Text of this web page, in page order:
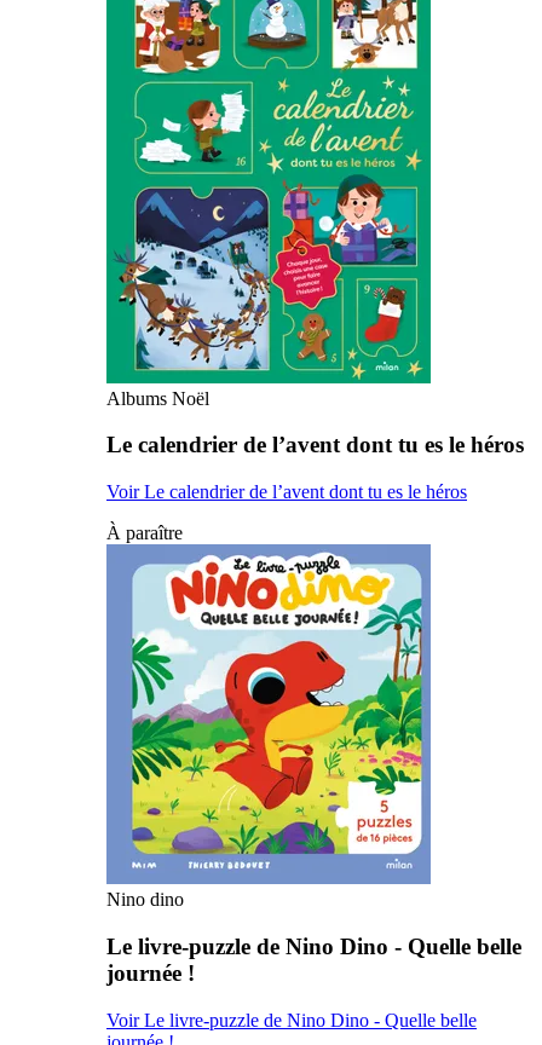
Albums Noël
Le calendrier de l’avent dont tu es le héros
Voir Le calendrier de l’avent dont tu es le héros
À paraître
Nino dino
Le livre-puzzle de Nino Dino - Quelle belle
journée !
Voir Le livre-puzzle de Nino Dino - Quelle belle